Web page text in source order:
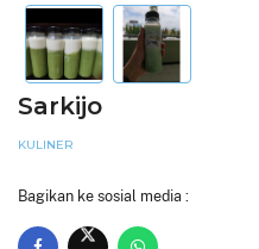
Sarkijo
KULINER
Bagikan ke sosial media :